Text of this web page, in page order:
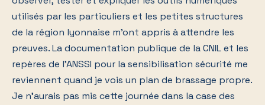
utilisés par les particuliers et les petites structures
de la région lyonnaise m'ont appris à attendre les
preuves. La documentation publique de la CNIL et les
repères de l'ANSSI pour la sensibilisation sécurité me
reviennent quand je vois un plan de brassage propre.
Je n'aurais pas mis cette journée dans la case des